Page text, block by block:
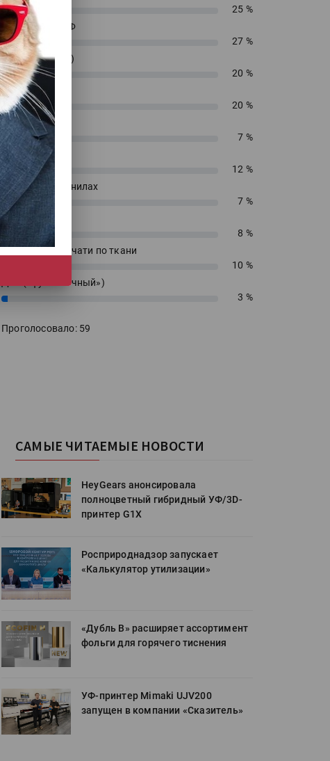
25%
25 %
Сувенирный УФ
27%
27 %
ДТФ (текстиль)
20%
20 %
УФ ДТФ
20%
20 %
Латекс
7%
7 %
Экосольвент
12%
12 %
На водных чернилах
7%
7 %
Сублимацию
8 %
Для прямой печати по ткани
10 %
ДТГ («футболочный»)
3% 3 %
Проголосовало: 59
САМЫЕ ЧИТАЕМЫЕ НОВОСТИ
HeyGears анонсировала
полноцветный гибридный УФ/3D-
принтер G1X
Росприроднадзор запускает
«Калькулятор утилизации»
«Дубль В» расширяет ассортимент
фольги для горячего тиснения
УФ-принтер Mimaki UJV200
запущен в компании «Сказитель»